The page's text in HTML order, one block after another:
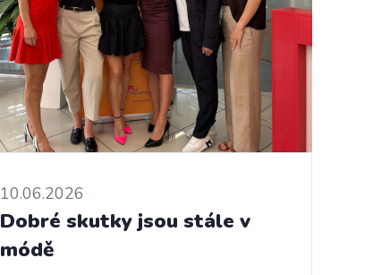
10.06.2026
Dobré skutky jsou stále v
módě